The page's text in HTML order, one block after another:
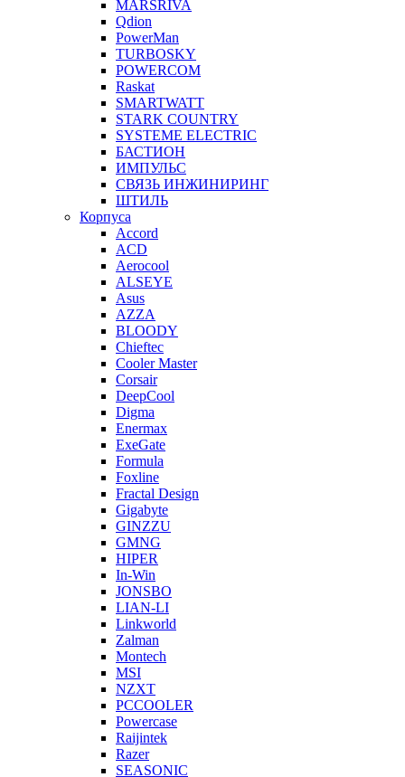
MARSRIVA
Qdion
PowerMan
TURBOSKY
POWERCOM
Raskat
SMARTWATT
STARK COUNTRY
SYSTEME ELECTRIC
БАСТИОН
ИМПУЛЬС
СВЯЗЬ ИНЖИНИРИНГ
ШТИЛЬ
Корпуса
Accord
ACD
Aerocool
ALSEYE
Asus
AZZA
BLOODY
Chieftec
Cooler Master
Corsair
DeepCool
Digma
Enermax
ExeGate
Formula
Foxline
Fractal Design
Gigabyte
GINZZU
GMNG
HIPER
In-Win
JONSBO
LIAN-LI
Linkworld
Zalman
Montech
MSI
NZXT
PCCOOLER
Powercase
Raijintek
Razer
SEASONIC